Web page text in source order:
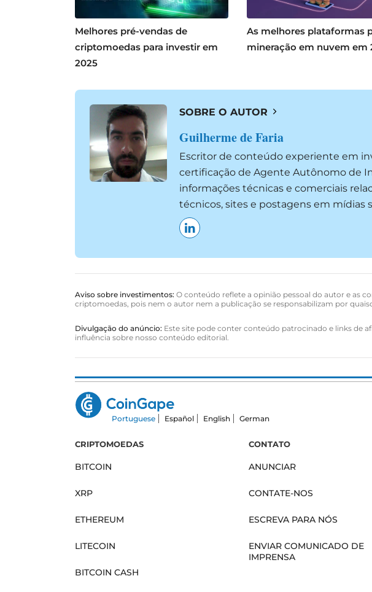
Melhores pré-vendas de
criptomoedas para investir em
2025
As melhores plataformas
mineração em nuvem em
SOBRE O AUTOR
Guilherme de Faria
Escritor de conteúdo experiente em
certificação de Agente Autônomo de
informações técnicas e comerciais
técnicos, sites e postagens em mídias
Aviso sobre investimentos: O conteúdo reflete a opinião pessoal do autor e as
criptomoedas, pois nem o autor nem a publicação se responsabilizam por
Divulgação do anúncio: Este site pode conter conteúdo patrocinado e links de
influência sobre nosso conteúdo editorial.
Portuguese Español English German
CRIPTOMOEDAS
BITCOIN
XRP
ETHEREUM
LITECOIN
BITCOIN CASH
CONTATO
ANUNCIAR
CONTATE-NOS
ESCREVA PARA NÓS
ENVIAR COMUNICADO DE
IMPRENSA